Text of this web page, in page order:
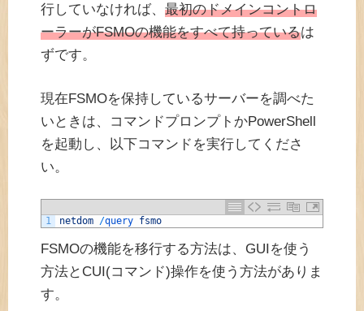
行していなければ、 最初のドメインコントロ
ーラーがFSMOの機能をすべて持っているは
ずです。
現在FSMOを保持しているサーバーを調べた
いときは、コマンドプロンプトかPowerShell
を起動し、以下コマンドを実行してくださ
い。
1 netdom /query fsmo
FSMOの機能を移行する方法は、GUIを使う
方法とCUI(コマンド)操作を使う方法がありま
す。